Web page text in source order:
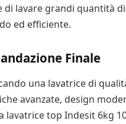
di lavare grandi quantità
ed efficiente.
Finale
una lavatrice di
avanzate, design
lavatrice top Indesit 6kg